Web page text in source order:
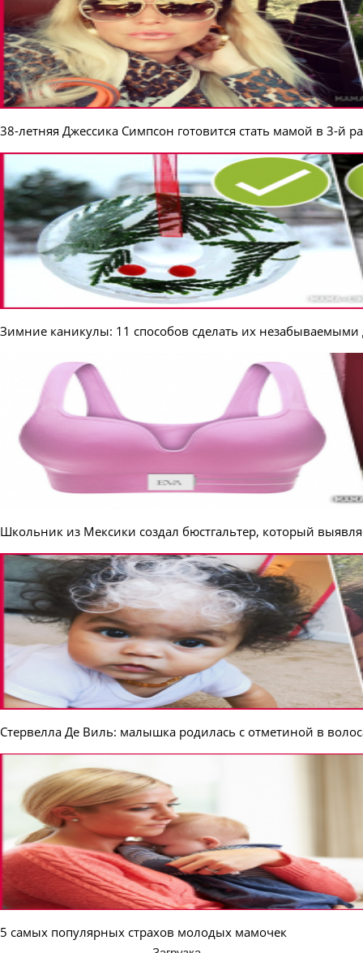
38-летняя Джессика Симпсон готовится стать мамой в 3-й
Зимние каникулы: 11 способов сделать их незабываемыми
Школьник из Мексики создал бюстгальтер, который
Стервелла Де Виль: малышка родилась с отметиной в
5 самых популярных страхов молодых мамочек